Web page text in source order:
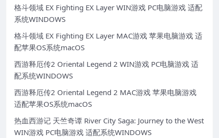
格斗领域 EX Fighting EX Layer WIN游戏 PC电脑游戏 适配
系统WINDOWS
格斗领域 EX Fighting EX Layer MAC游戏 苹果电脑游戏 适
配苹果OS系统macOS
西游释厄传2 Oriental Legend 2 WIN游戏 PC电脑游戏 适
配系统WINDOWS
西游释厄传2 Oriental Legend 2 MAC游戏 苹果电脑游戏
适配苹果OS系统macOS
热血西游记 天竺奇谭 River City Saga: Journey to the West
WIN游戏 PC电脑游戏 适配系统WINDOWS